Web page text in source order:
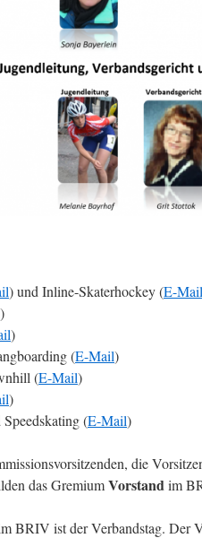
) und Inline-Skaterhockey (E-Mail
)
)
(E-Mail)
(E-Mail)
)
(E-Mail)
die
das GremiumVorstandim
BRIV ist der Verbandstag. Der